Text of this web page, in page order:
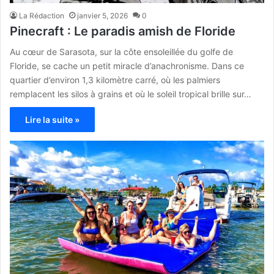
La Rédaction janvier 5, 2026 0
Pinecraft : Le paradis amish de Floride
Au cœur de Sarasota, sur la côte ensoleillée du golfe de
Floride, se cache un petit miracle d’anachronisme. Dans ce
quartier d’environ 1,3 kilomètre carré, où les palmiers
remplacent les silos à grains et où le soleil tropical brille sur…
Lire la suite »